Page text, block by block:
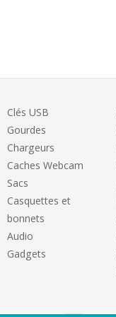
Clés USB
Gourdes
Chargeurs
Caches Webcam
Sacs
Casquettes et
bonnets
Audio
Gadgets